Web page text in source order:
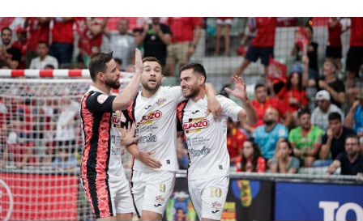
permite
seguir
contenido
coste.
botón
a la
la
ACEPTAR
Y
CONTINUAR
CONFIGURAR
RECHAZAR